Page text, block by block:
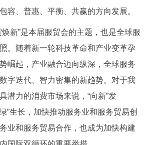
한국어
العربية PORTUGUÊS
容、普惠、平衡、共赢的方向发展。
”是本届服贸会的主题，也是全球服
。随着新一轮科技革命和产业变革孕
崛起，产业融合迈向纵深，全球服务
字迭代、智力密集的新趋势。对于我
潜力的消费市场来说，“向新”发
”生长，加快推动服务业和服务贸易创
业和服务贸易合作，也成为加快构建